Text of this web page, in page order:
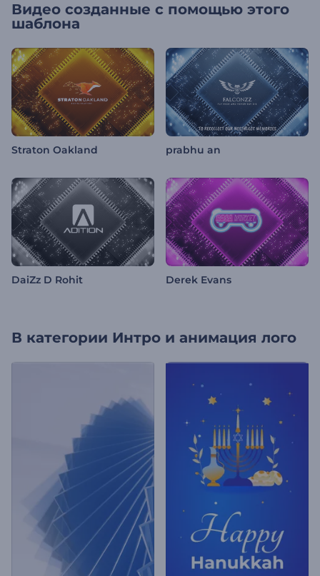
Видео созданные с помощью этого
шаблона
Straton Oakland prabhu an
DaiZz D Rohit Derek Evans
В категории Интро и анимация лого